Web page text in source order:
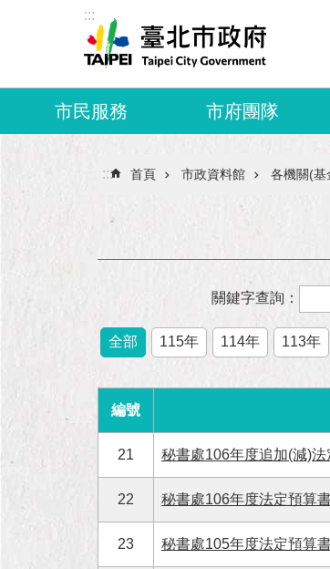
跳到主要內容區塊
:::
市民服務 市府團隊
::: 首頁 市政資料館 各機關(基
關鍵字查詢：
全部 115年 114年 113年
編號
21 秘書處106年度追加(減)
22 秘書處106年度法定預算
23 秘書處105年度法定預算